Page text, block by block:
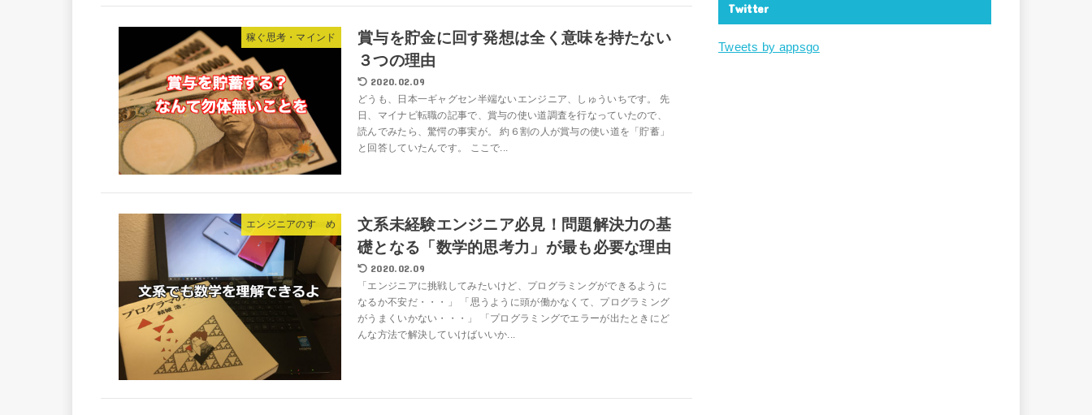
稼ぐ思考・マインド
賞与を貯金に回す発想は全く意味を持たない
３つの理由
2020.02.09
どうも、日本一ギャグセン半端ないエンジニア、しゅういちです。 先
日、マイナビ転職の記事で、賞与の使い道調査を行なっていたので、
読んでみたら、驚愕の事実が。 約６割の人が賞与の使い道を「貯蓄」
と回答していたんです。 ここで...
エンジニアのすゝめ
文系未経験エンジニア必見！問題解決力の基
礎となる「数学的思考力」が最も必要な理由
2020.02.09
「エンジニアに挑戦してみたいけど、プログラミングができるように
なるか不安だ・・・」 「思うように頭が働かなくて、プログラミング
がうまくいかない・・・」 「プログラミングでエラーが出たときにど
んな方法で解決していけばいいか...
Twitter
Tweets by appsgo